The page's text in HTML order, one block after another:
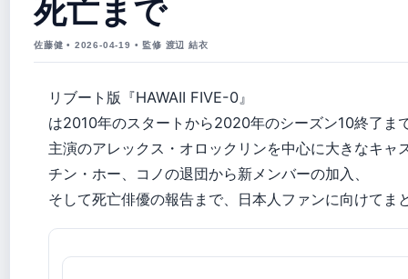
死亡まで
佐藤健 • 2026-04-19 • 監修 渡辺 結衣
リブート版『HAWAII FIVE-0』
は2010年のスタートから2020年のシーズン10終了ま
主演のアレックス・オロックリンを中心に大きなキャ
チン・ホー、コノの退団から新メンバーの加入、
そして死亡俳優の報告まで、日本人ファンに向けてま